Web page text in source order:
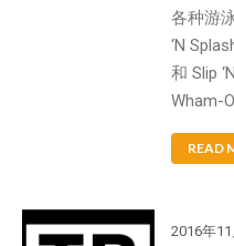
各种游
‘N
和 Slip
Wham-
READ
2016年11